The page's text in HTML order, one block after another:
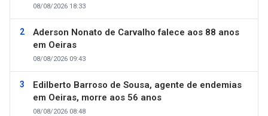
08/08/2026 18:33
Aderson Nonato de Carvalho falece aos 88 anos
em Oeiras
08/08/2026 09:43
Edilberto Barroso de Sousa, agente de endemias
em Oeiras, morre aos 56 anos
08/08/2026 08:48